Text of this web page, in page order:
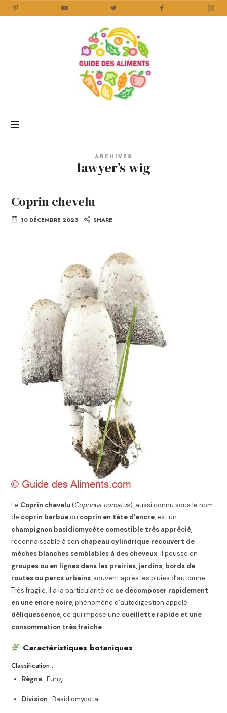
Aliments
ARCHIVES
lawyer’s wig
Coprin chevelu
10 DÉCEMBRE 2023 SHARE
Le Coprin chevelu (Coprinus comatus), aussi connu sous le nom
de coprin barbueou coprin en tête d’encre, est un
champignon basidiomycète comestible très apprécié,
reconnaissable à son chapeau cylindrique recouvert de
mèches blanches semblables à des cheveux. Il pousse en
groupes ou en lignes dans les prairies, jardins, bords de
routes ou parcs urbains, souvent après les pluies d’automne.
Très fragile, il a la particularité de se décomposer rapidement
en une encre noire, phénomène d’autodigestion appelé
déliquescence, ce qui impose une cueillette rapide et une
consommation très fraîche.
Caractéristiques botaniques
Classification :
Règne : Fungi
Division : Basidiomycota